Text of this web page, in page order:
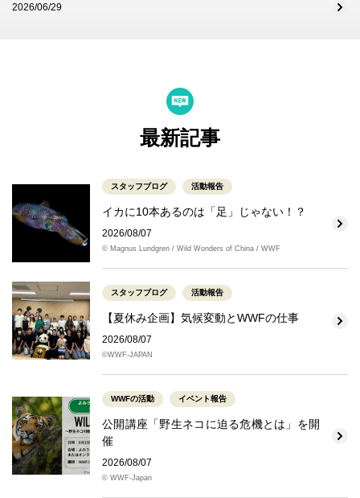
2026/06/29
最新記事
スタッフブログ 活動報告
イカに10本あるのは「足」じゃない！？
2026/08/07
© Magnus Lundgren / Wild Wonders of China / WWF
スタッフブログ 活動報告
【夏休み企画】気候変動とWWFの仕事
2026/08/07
©WWF-JAPAN
WWFの活動 イベント報告
公開講座「野生ネコに迫る危機とは」を開
催
2026/08/07
© WWF-Japan